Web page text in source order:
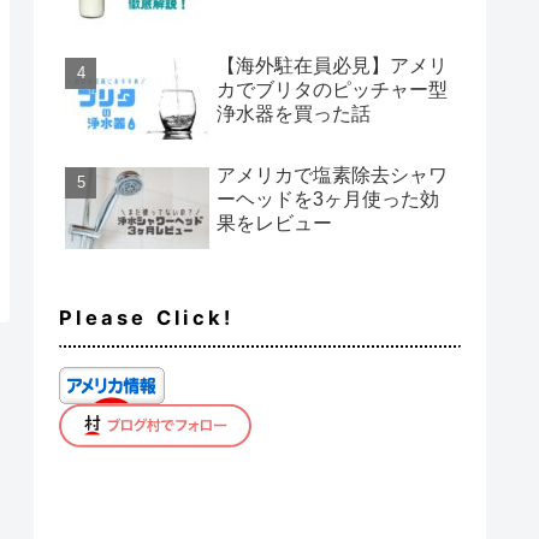
【海外駐在員必見】アメリ
カでブリタのピッチャー型
浄水器を買った話
アメリカで塩素除去シャワ
ーヘッドを3ヶ月使った効
果をレビュー
Please Click!